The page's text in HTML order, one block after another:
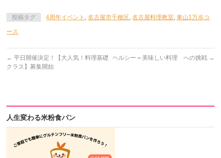
投稿タグ 4周年イベント ,名古屋市千種区,名古屋料理教室,東山1万歩コ
ース
← 平日開催決定！【大人気！料理基礎
クラス】募集開始
ヘルシー＝美味しい料理 への挑戦 →
人生変わる米粉食パン